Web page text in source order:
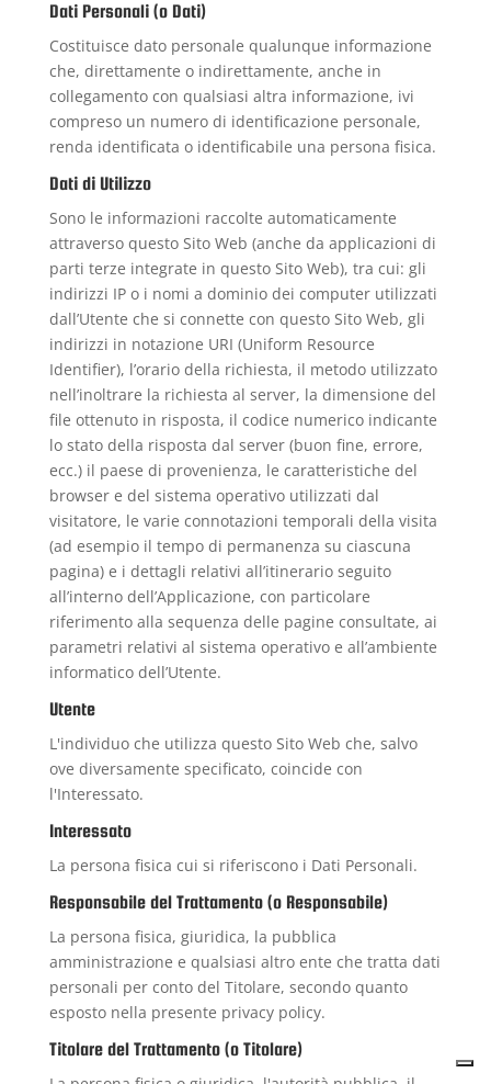
Dati Personali (o Dati)
Costituisce dato personale qualunque informazione
che, direttamente o indirettamente, anche in
collegamento con qualsiasi altra informazione, ivi
compreso un numero di identificazione personale,
renda identificata o identificabile una persona fisica.
Dati di Utilizzo
Sono le informazioni raccolte automaticamente
attraverso questo Sito Web (anche da applicazioni di
parti terze integrate in questo Sito Web), tra cui: gli
indirizzi IP o i nomi a dominio dei computer utilizzati
dall’Utente che si connette con questo Sito Web, gli
indirizzi in notazione URI (Uniform Resource
Identifier), l’orario della richiesta, il metodo utilizzato
nell’inoltrare la richiesta al server, la dimensione del
file ottenuto in risposta, il codice numerico indicante
lo stato della risposta dal server (buon fine, errore,
ecc.) il paese di provenienza, le caratteristiche del
browser e del sistema operativo utilizzati dal
visitatore, le varie connotazioni temporali della visita
(ad esempio il tempo di permanenza su ciascuna
pagina) e i dettagli relativi all’itinerario seguito
all’interno dell’Applicazione, con particolare
riferimento alla sequenza delle pagine consultate, ai
parametri relativi al sistema operativo e all’ambiente
informatico dell’Utente.
Utente
L'individuo che utilizza questo Sito Web che, salvo
ove diversamente specificato, coincide con
l'Interessato.
Interessato
La persona fisica cui si riferiscono i Dati Personali.
Responsabile del Trattamento (o Responsabile)
La persona fisica, giuridica, la pubblica
amministrazione e qualsiasi altro ente che tratta dati
personali per conto del Titolare, secondo quanto
esposto nella presente privacy policy.
Titolare del Trattamento (o Titolare)